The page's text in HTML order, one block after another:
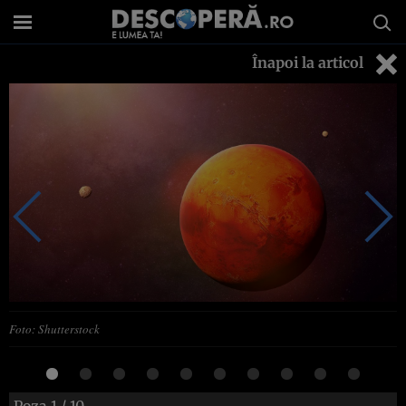
Înapoi la articol
Foto: Shutterstock